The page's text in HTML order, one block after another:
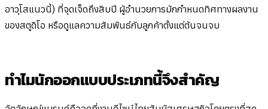
อาวุโสแนวนี้) ที่จุดเจ็ดถึงสิบปี ผู้อำนวยการมักกำหนดทิศทางผลงาน
ของสตูดิโอ หรือดูแลความสัมพันธ์กับลูกค้าตั้งแต่ต้นจนจบ
ทำไมนักออกแบบประเภทนี้จึงสำคัญ